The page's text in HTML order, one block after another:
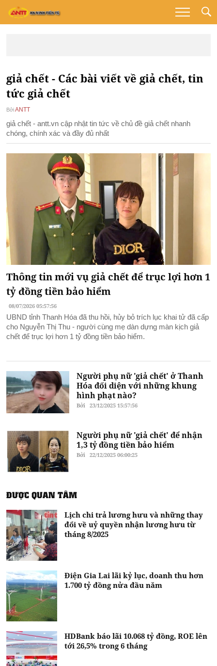
giả chết - Các bài viết về giả chết, tin
tức giả chết
Bởi ANTT
giả chết - antt.vn cập nhật tin tức về chủ đề giả chết nhanh
chóng, chính xác và đầy đủ nhất
Thông tin mới vụ giả chết để trục lợi hơn 1
tỷ đồng tiền bảo hiểm
08/07/2026 05:57:56
UBND tỉnh Thanh Hóa đã thu hồi, hủy bỏ trích lục khai tử đã cấp
cho Nguyễn Thị Thu - người cùng mẹ dàn dựng màn kịch giả
chết để trục lợi hơn 1 tỷ đồng tiền bảo hiểm.
Người phụ nữ 'giả chết' ở Thanh
Hóa đối diện với những khung
hình phạt nào?
Bởi 23/12/2025 15:57:56
Người phụ nữ 'giả chết' để nhận
1,3 tỷ đồng tiền bảo hiểm
Bởi 22/12/2025 06:00:25
ĐƯỢC QUAN TÂM
Lịch chi trả lương hưu và những thay
đổi về uỷ quyền nhận lương hưu từ
tháng 8/2025
Điện Gia Lai lãi kỷ lục, doanh thu hơn
1.700 tỷ đồng nửa đầu năm
HDBank báo lãi 10.068 tỷ đồng, ROE lên
tới 26,5% trong 6 tháng